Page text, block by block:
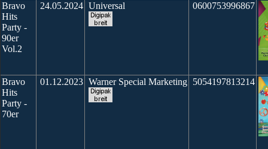
Bravo
Hits
Party -
90er
Vol.2
24.05.2024 Universal 0600753996867
Bravo
Hits
Party -
70er
01.12.2023 Warner Special Marketing 5054197813214